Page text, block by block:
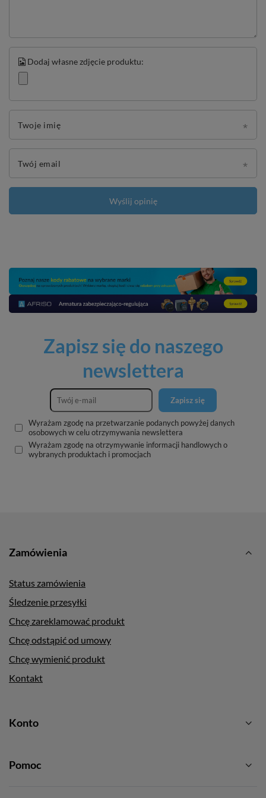
Dodaj własne zdjęcie produktu:
Twoje imię
Twój email
Wyślij opinię
Zapisz się do naszego
newslettera
Zapisz się
Wyrażam zgodę na przetwarzanie podanych powyżej danych
osobowych w celu otrzymywania newslettera
Wyrażam zgodę na otrzymywanie informacji handlowych o
wybranych produktach i promocjach
Zamówienia
Status zamówienia
Śledzenie przesyłki
Chcę zareklamować produkt
Chcę odstąpić od umowy
Chcę wymienić produkt
Kontakt
Konto
Pomoc